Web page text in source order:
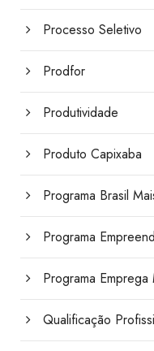
Processo Seletivo
Prodfor
Produtividade
Produto Capixaba
Programa Brasil
Programa
Programa Emprega
Qualificação